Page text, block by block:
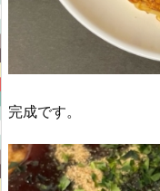
完成です。